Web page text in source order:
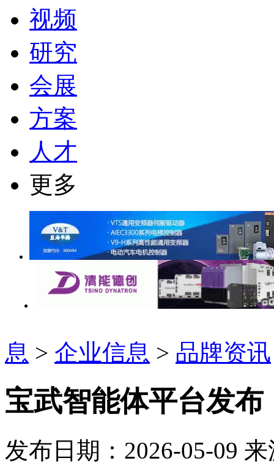
视频
研究
会展
方案
人才
更多
息 > 企业信息 > 品牌资讯
宝武智能体平台发布
发布日期：2026-05-09 来